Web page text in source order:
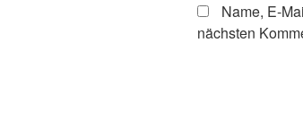
Name, E-
nächsten